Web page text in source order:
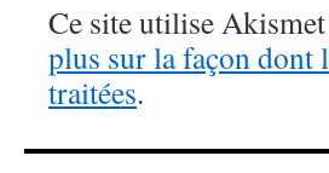
Ce site utilise
plus sur la façon dont
traitées.